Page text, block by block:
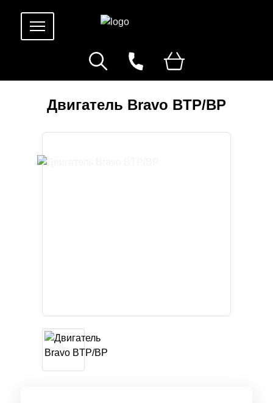
Двигатель Bravo BTP/BP